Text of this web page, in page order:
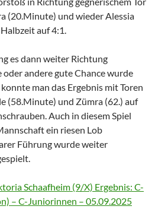
(20.Minute) und wieder Alessia
auf 4:1.
es dann weiter Richtung
oder andere gute Chance wurde
man das Ergebnis mit Toren
(58.Minute) und Zümra (62.) auf
Auch in diesem Spiel
ein riesen Lob
Führung wurde weiter
Schaafheim (9/X) Ergebnis: C-
– C-Juniorinnen – 05.09.2025